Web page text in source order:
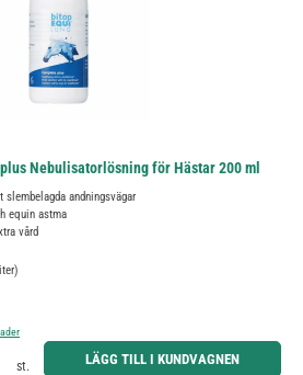
plus Nebulisatorlösning för Hästar 200 ml
andningsvägar
equin astma
vård
eller använd knapparna för att öka eller minska kvantiteten.
st. LÄGG TILL I KUNDVAGNEN